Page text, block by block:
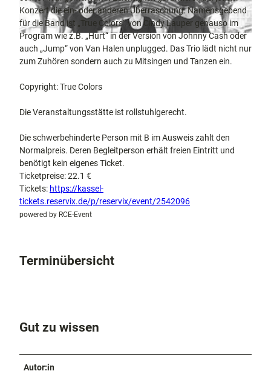
docum
enta
Musee
n,
Galeri
ellung
Street
Art
Theat
nkunst
Gärten
Fahrrad
fahren in
Kassel
Wandern
Grünen
Stadtführungen
Kassel
mit
Kindern
Gastronomie
Shopping
Unterkünfte
Ausflugsziele
Häufig
Konzert die ein- oder anderen Überraschung. Namensgebend
für die Band ist „True Colors“ von Cindy Lauper genauso im
Program wie z.B. „Hurt“ in der Version von Johnny Cash oder
auch „Jump“ von Van Halen unplugged. Das Trio lädt nicht nur
zum Zuhören sondern auch zu Mitsingen und Tanzen ein.
Copyright: True Colors
Die Veranstaltungsstätte ist rollstuhlgerecht.
Die schwerbehinderte Person mit B im Ausweis zahlt den
Normalpreis. Deren Begleitperson erhält freien Eintritt und
benötigt kein eigenes Ticket.
Ticketpreise: 22.1 €
Tickets: https://kassel-
tickets.reservix.de/p/reservix/event/2542096
powered by RCE-Event
Terminübersicht
Gut zu wissen
Autor:in